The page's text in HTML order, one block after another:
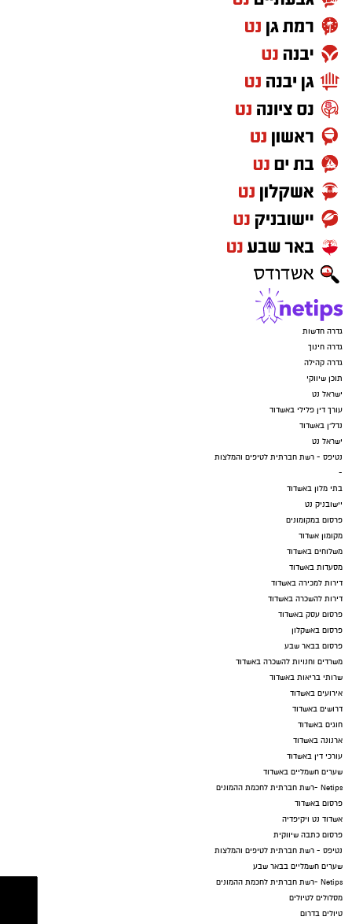
גדרה חדשות
גדרה חינוך
גדרה קהילה
תוכן שיווקי
ישראל נט
עורך דין פלילי באשדוד
נדל"ן באשדוד
ישראל נט
נטיפס - רשת חברתית לטיפים והמלצות
-
בתי מלון באשדוד
יישובניק נט
פרסום במקומונים
מקומון אשדוד
משלוחים באשדוד
מסעדות באשדוד
דירות למכירה באשדוד
דירות להשכרה באשדוד
פרסום עסק באשדוד
פרסום באשקלון
פרסום בבאר שבע
משרדים וחנויות להשכרה באשדוד
שרותי בריאות באשדוד
אירועים באשדוד
דרושים באשדוד
חוגים באשדוד
ארנונה באשדוד
עורכי דין באשדוד
שערים חשמליים באשדוד
Netips -רשת חברתית לחכמת ההמונים
פרסום באשדוד
אשדוד נט ויקיפדיה
פרסום כתבה שיווקית
נטיפס - רשת חברתית לטיפים והמלצות
שערים חשמליים בבאר שבע
Netips -רשת חברתית לחכמת ההמונים
מסלולים לטיולים
טיולים בדרום